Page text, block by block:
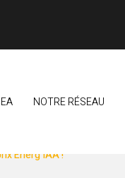
NOTRE RÉSEAU
Energ’IAA !